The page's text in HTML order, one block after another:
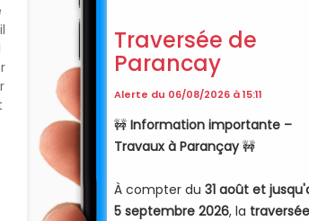
Traversée de
Parancay
Alerte du 06/08/2026 à 15:11
🚧 Information importante –
Travaux à Parançay🚧
À compter du 31 août et
5 septembre 2026, la